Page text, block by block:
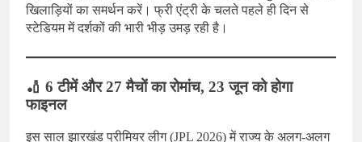
खिलाड़ियों का समर्थन करें। फ्री एंट्री के चलते पहले ही दिन से
स्टेडियम में दर्शकों की भारी भीड़ उमड़ रही है।
🏏 6 टीमें और 27 मैचों का रोमांच, 23 जून को होगा
फाइनल
इस साल झारखंड प्रीमियर लीग (JPL 2026) में राज्य के अलग-अलग